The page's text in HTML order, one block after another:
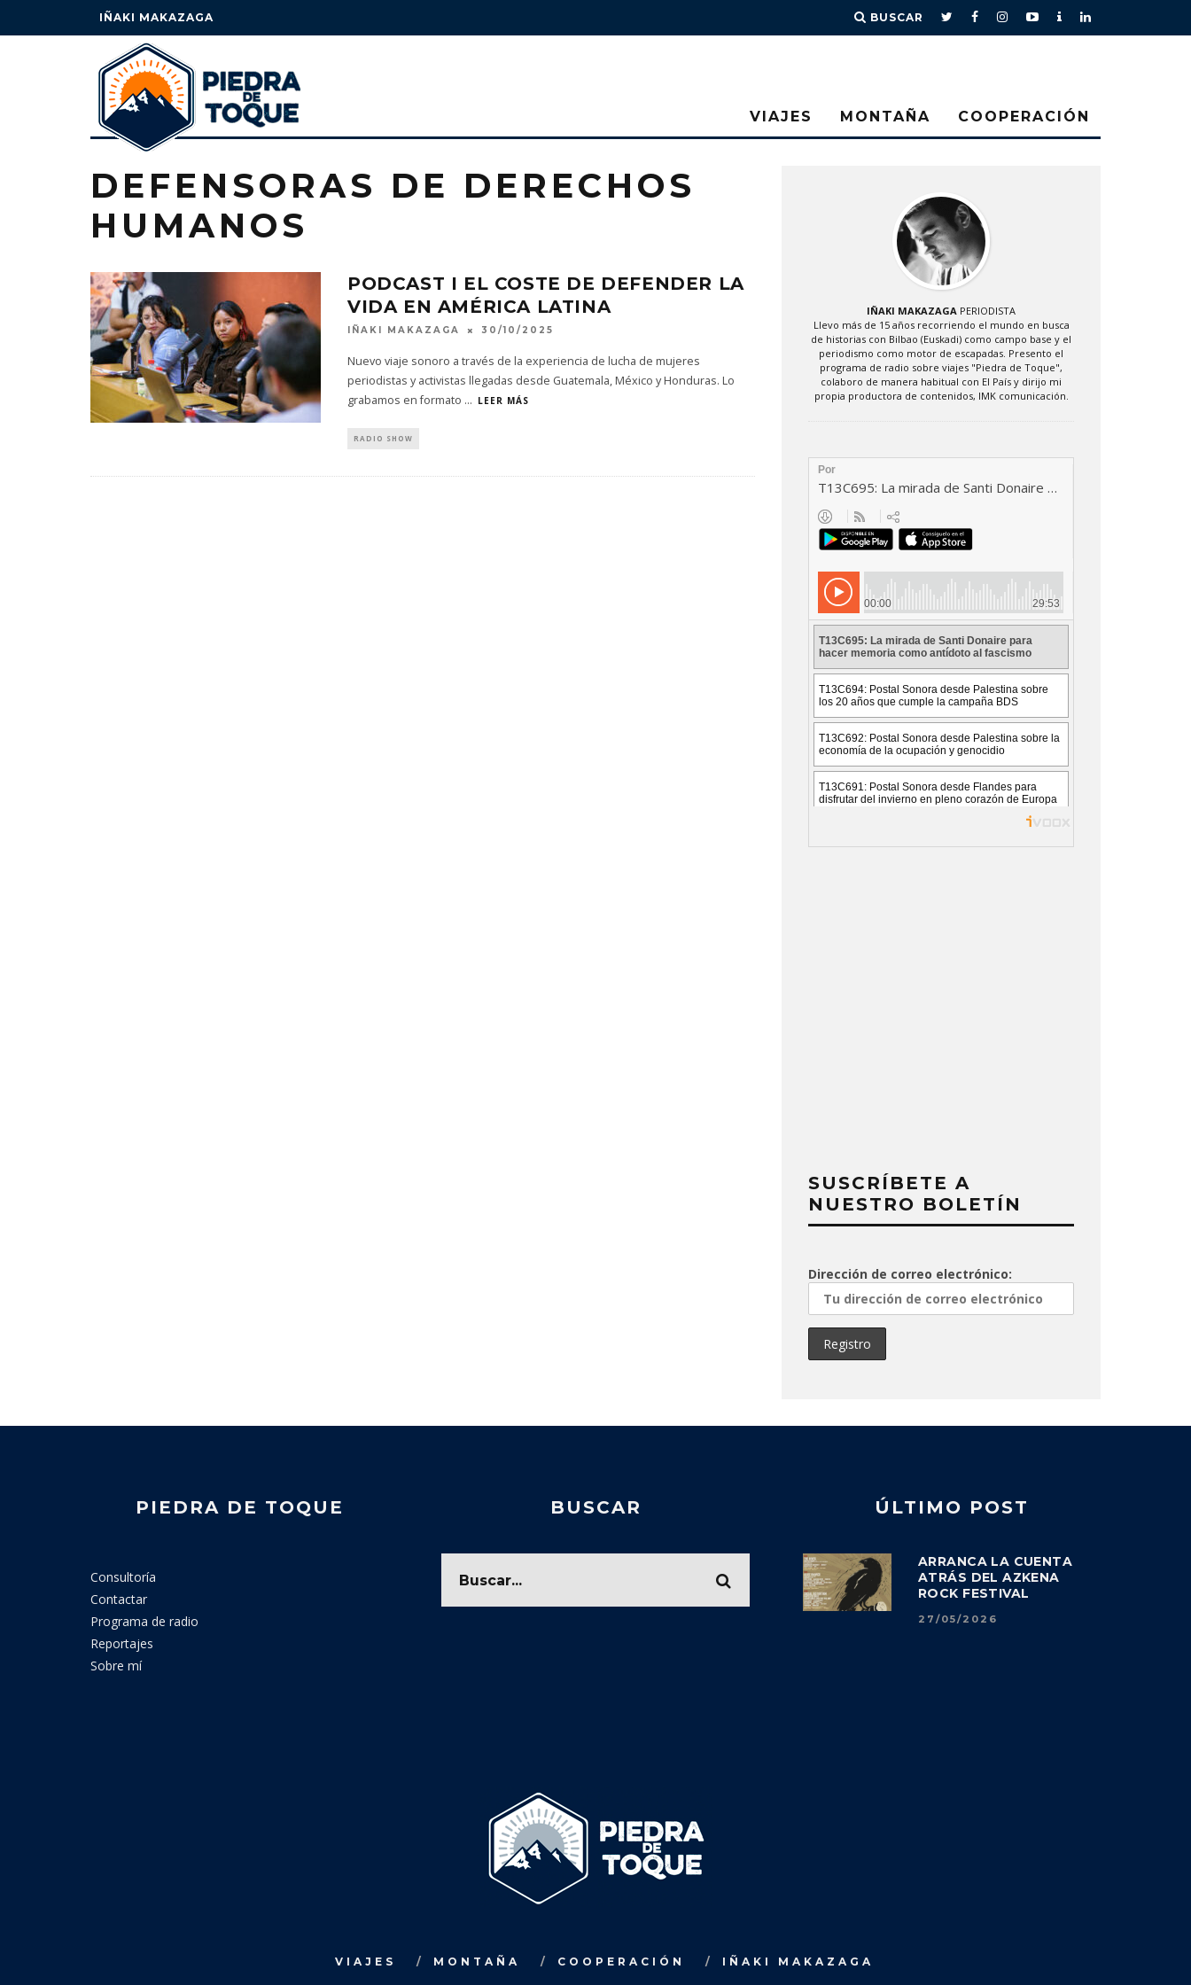
IÑAKI MAKAZAGA BUSCAR
VIAJES MONTAÑA COOPERACIÓN
DEFENSORAS DE DERECHOS
HUMANOS
PODCAST I EL COSTE DE DEFENDER LA
VIDA EN AMÉRICA LATINA
IÑAKI MAKAZAGA 30/10/2025
Nuevo viaje sonoro a través de la experiencia de lucha de mujeres
periodistas y activistas llegadas desde Guatemala, México y Honduras. Lo
grabamos en formato ... LEER MÁS
RADIO SHOW
IÑAKI MAKAZAGA PERIODISTA
Llevo más de 15 años recorriendo el mundo en busca
de historias con Bilbao (Euskadi) como campo base y el
periodismo como motor de escapadas. Presento el
programa de radio sobre viajes "Piedra de Toque",
colaboro de manera habitual con El País y dirijo mi
propia productora de contenidos, IMK comunicación.
SUSCRÍBETE A
NUESTRO BOLETÍN
Dirección de correo electrónico:
PIEDRA DE TOQUE
Consultoría
Contactar
Programa de radio
Reportajes
Sobre mí
BUSCAR ÚLTIMO POST
ARRANCA LA CUENTA
ATRÁS DEL AZKENA
ROCK FESTIVAL
27/05/2026
VIAJES MONTAÑA COOPERACIÓN IÑAKI MAKAZAGA